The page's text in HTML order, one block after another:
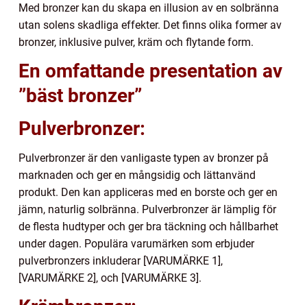
Med bronzer kan du skapa en illusion av en solbränna
utan solens skadliga effekter. Det finns olika former av
bronzer, inklusive pulver, kräm och flytande form.
En omfattande presentation av
”bäst bronzer”
Pulverbronzer:
Pulverbronzer är den vanligaste typen av bronzer på
marknaden och ger en mångsidig och lättanvänd
produkt. Den kan appliceras med en borste och ger en
jämn, naturlig solbränna. Pulverbronzer är lämplig för
de flesta hudtyper och ger bra täckning och hållbarhet
under dagen. Populära varumärken som erbjuder
pulverbronzers inkluderar [VARUMÄRKE 1],
[VARUMÄRKE 2], och [VARUMÄRKE 3].